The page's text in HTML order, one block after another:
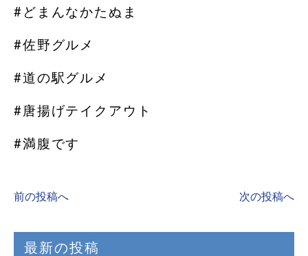
#どまんなかたぬま
#佐野グルメ
#道の駅グルメ
#唐揚げテイクアウト
#満腹です
前の投稿へ 次の投稿へ
最新の投稿